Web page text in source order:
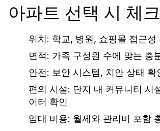
아파트 선택 시 체
위치: 학교, 병원, 쇼핑몰 접근성
면적: 가족 구성원 수에 맞는 충
안전: 보안 시스템, 치안 상태 확
편의 시설: 단지 내 커뮤니티 시
이터 확인
임대 비용: 월세와 관리비 포함